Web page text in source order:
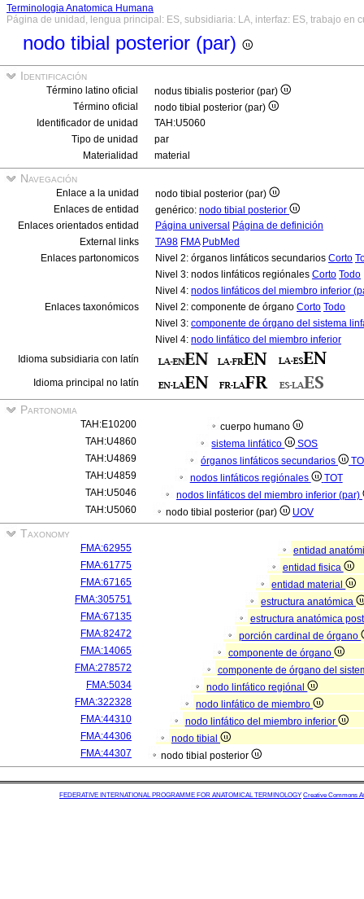
Terminologia Anatomica Humana
Página de unidad, lengua principal: ES, subsidiaria: LA, interfaz: ES, trabajo en
nodo tibial posterior (par)
Identificación
Término latino oficial
nodus tibialis posterior (par)
Término oficial
nodo tibial posterior (par)
Identificador de unidad
TAH:U5060
Tipo de unidad
par
Materialidad
material
Navegación
Enlace a la unidad
nodo tibial posterior (par)
Enlaces de entidad
genérico: nodo tibial posterior
Enlaces orientados entidad
Página universal Página de definición
External links
TA98 FMA PubMed
Enlaces partonomicos
Nivel 2: órganos linfáticos secundarios Corto
Nivel 3: nodos linfáticos regiónales Corto Todo
Nivel 4: nodos linfáticos del miembro inferior
Enlaces taxonómicos
Nivel 2: componente de órgano Corto Todo
Nivel 3: componente de órgano del sistema
Nivel 4: nodo linfático del miembro inferior
Idioma subsidiaria con latín
Idioma principal no latín
Partonomia
TAH:E10200
cuerpo humano
TAH:U4860
sistema linfático
SOS
TAH:U4869
órganos linfáticos secundarios
TAH:U4859
nodos linfáticos regiónales
TOT
TAH:U5046
nodos linfáticos del miembro inferior (par)
TAH:U5060
nodo tibial posterior (par) UOV
Taxonomy
FMA:62955
entidad
FMA:61775
entidad fisica
FMA:67165
entidad material
FMA:305751
estructura anatómica
FMA:67135
estructura anatómica
FMA:82472
porción cardinal de órgano
FMA:14065
componente de órgano
FMA:278572
componente de órgano del
FMA:5034
nodo linfático regiónal
FMA:322328
nodo linfático de miembro
FMA:44310
nodo linfático del miembro inferior
FMA:44306
nodo tibial
FMA:44307
nodo tibial posterior
FEDERATIVE INTERNATIONAL PROGRAMME FOR ANATOMICAL TERMINOLOGY Creative Commons